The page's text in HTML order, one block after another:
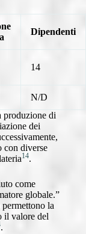
Dipendenti
14
N/D
produzione di
dei
con diverse
14.
come
globale.”
la
il valore del
.